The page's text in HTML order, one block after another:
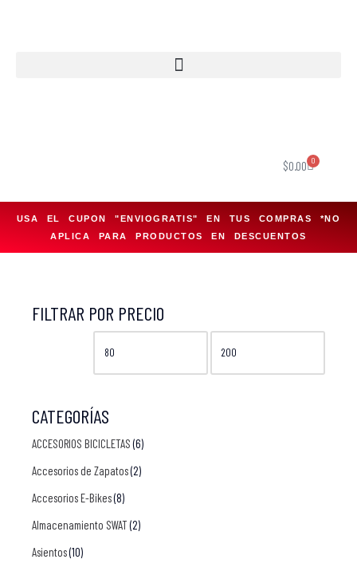
$0.00 0
USA EL CUPON "ENVIOGRATIS" EN TUS COMPRAS *NO
APLICA PARA PRODUCTOS EN DESCUENTOS
FILTRAR POR PRECIO
CATEGORÍAS
ACCESORIOS BICICLETAS (6)
Accesorios de Zapatos(2)
Accesorios E-Bikes(8)
Almacenamiento SWAT (2)
Asientos(10)